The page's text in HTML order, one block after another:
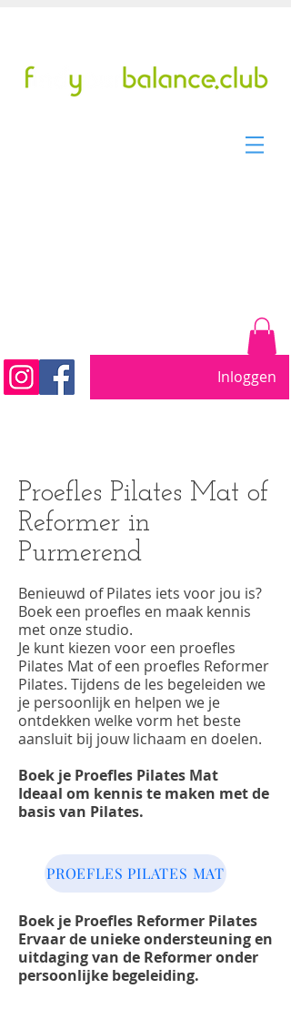
Inloggen
Proefles Pilates Mat of
Reformer in
Purmerend
Benieuwd of Pilates iets voor jou is?
Boek een proefles en maak kennis
met onze studio.
Je kunt kiezen voor een proefles
Pilates Mat of een proefles Reformer
Pilates. Tijdens de les begeleiden we
je persoonlijk en helpen we je
ontdekken welke vorm het beste
aansluit bij jouw lichaam en doelen.
Boek je Proefles Pilates Mat
Ideaal om kennis te maken met de
basis van Pilates.
Boek je Proefles Reformer Pilates
Ervaar de unieke ondersteuning en
uitdaging van de Reformer onder
persoonlijke begeleiding.
PROEFLES PILATES MAT